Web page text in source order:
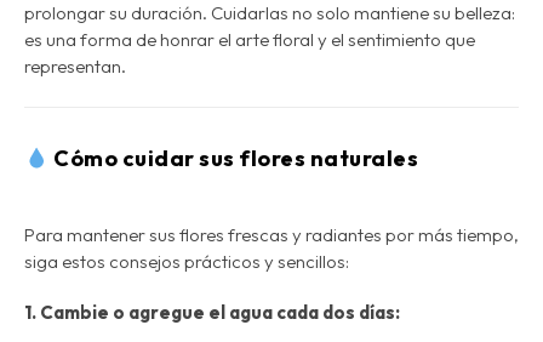
prolongar su duración. Cuidarlas no solo mantiene su belleza:
es una forma de honrar el arte floral y el sentimiento que
representan.
Cómo cuidar sus flores naturales
Para mantener sus flores frescas y radiantes por más tiempo,
siga estos consejos prácticos y sencillos:
1. Cambie o agregue el agua cada dos días: